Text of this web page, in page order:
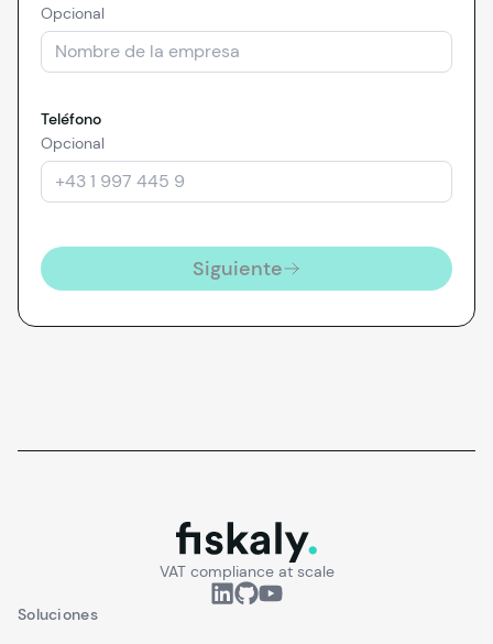
Opcional
Teléfono
Opcional
Siguiente
fiskaly.
VAT compliance at scale
Soluciones